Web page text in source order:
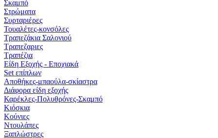
Σκαμπό
Στρώματα
Συρταριέρες
Τουαλέτες-κονσόλες
Τραπεζάκια Σαλονιού
Τραπεζαριες
Τραπέζια
Είδη Εξοχής - Εποχιακά
Set επίπλων
Αποθήκες-μπαούλα-σκίαστρα
Διάφορα είδη εξοχής
Καρέκλες-Πολυθρόνες-Σκαμπό
Κιόσκια
Κούνιες
Ντουλάπες
Ξαπλώστρες